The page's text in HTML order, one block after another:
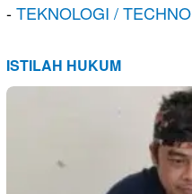
-TEKNOLOGI / TECHNO
ISTILAH HUKUM